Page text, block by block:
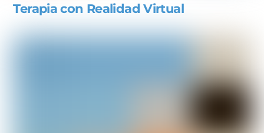
Terapia con Realidad Virtual